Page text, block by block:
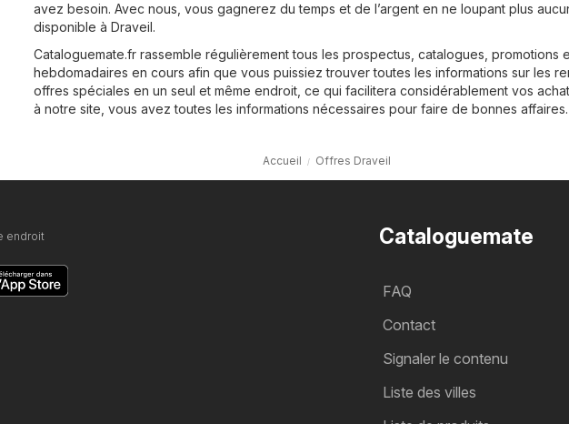
avez besoin. Avec nous, vous gagnerez du temps et de l’argent en ne loupant plus
disponible à Draveil.
Cataloguemate.fr rassemble régulièrement tous les prospectus, catalogues, promotions
hebdomadaires en cours afin que vous puissiez trouver toutes les informations sur les
offres spéciales en un seul et même endroit, ce qui facilitera considérablement vos
à notre site, vous avez toutes les informations nécessaires pour faire de bonnes affaires.
Accueil Offres Draveil
Cataloguemate
FAQ
Contact
Signaler le contenu
Liste des villes
endroit